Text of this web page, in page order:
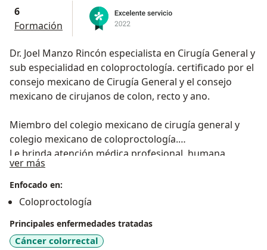
6
Formación
Dr. Joel Manzo Rincón especialista en Cirugía General y
sub especialidad en coloproctología. certificado por el
consejo mexicano de Cirugía General y el consejo
mexicano de cirujanos de colon, recto y ano.
Miembro del colegio mexicano de cirugía general y
colegio mexicano de coloproctología.
Le brinda atención médica profesional, humana,
especifica, oportuna y actualizada en el estado de
Colima. Tratamientos innovadores en problemas
específicos del tubo digestivo y pared abdominal.
Se pone a su disposición en consulta externa horario
de oficina y urgencias las 24 hrs.
ver más
Enfocado en:
Coloproctología
Principales enfermedades tratadas
Cáncer colorrectal